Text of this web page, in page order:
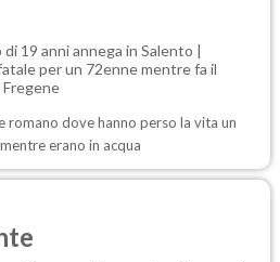
di 19 anni annega in Salento |
per un 72enne mentre fa il
Fregene
romano dove hanno perso la vita un
erano in acqua